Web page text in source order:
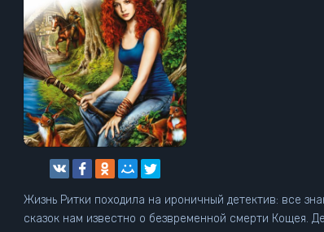
Жизнь Ритки походила на ироничный детектив: все
сказок нам известно о безвременной смерти Кощея.